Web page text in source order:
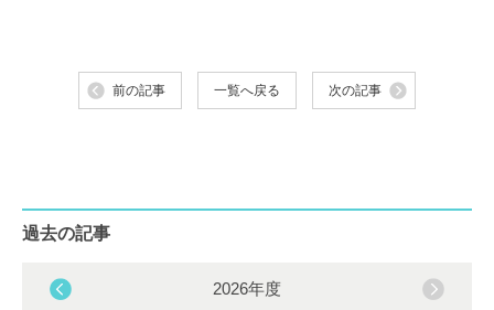
前の記事 一覧へ戻る 次の記事
過去の記事
2026年度